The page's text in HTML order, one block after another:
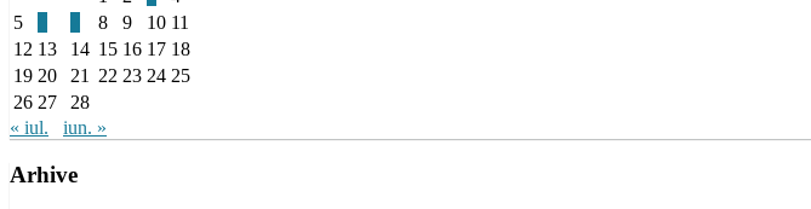
5
8 9 10 11
12 13 14 15 16 17 18
19 20 21 22 23 24 25
26 27
28
« iul.
iun. »
Arhive